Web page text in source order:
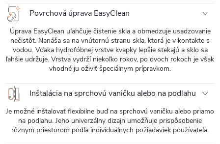
Povrchová úprava EasyClean
Úprava EasyClean uľahčuje čistenie skla a obmedzuje usadzovanie
nečistôt. Nanáša sa na vnútornú stranu skla, ktorá je v kontakte s
vodou. Vďaka hydrofóbnej vrstve kvapky lepšie stekajú a sklo sa
ľahšie udržuje. Vrstva vydrží niekoľko rokov, po dvoch rokoch je však
vhodné ju oživiť špeciálnym prípravkom.
Inštalácia na sprchovú vaničku alebo na podlahu
Je možné inštalovať flexibilne buď na sprchovú vaničku alebo priamo
na podlahu. Jeho univerzálny dizajn umožňuje prispôsobenie
rôznym priestorom podľa individuálnych požiadaviek používateľa.